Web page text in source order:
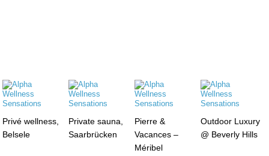
Privé wellness,
Belsele
Private sauna,
Saarbrücken
Pierre &
Vacances –
Méribel
Outdoor Luxury
@ Beverly Hills